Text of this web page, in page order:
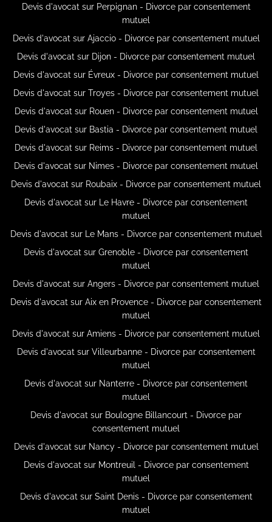
Devis d'avocat sur Perpignan - Divorce par consentement
mutuel
Devis d'avocat sur Ajaccio - Divorce par consentement mutuel
Devis d'avocat sur Dijon - Divorce par consentement mutuel
Devis d'avocat sur Évreux - Divorce par consentement mutuel
Devis d'avocat sur Troyes - Divorce par consentement mutuel
Devis d'avocat sur Rouen - Divorce par consentement mutuel
Devis d'avocat sur Bastia - Divorce par consentement mutuel
Devis d'avocat sur Reims - Divorce par consentement mutuel
Devis d'avocat sur Nimes - Divorce par consentement mutuel
Devis d'avocat sur Roubaix - Divorce par consentement mutuel
Devis d'avocat sur Le Havre - Divorce par consentement
mutuel
Devis d'avocat sur Le Mans - Divorce par consentement mutuel
Devis d'avocat sur Grenoble - Divorce par consentement
mutuel
Devis d'avocat sur Angers - Divorce par consentement mutuel
Devis d'avocat sur Aix en Provence - Divorce par consentement
mutuel
Devis d'avocat sur Amiens - Divorce par consentement mutuel
Devis d'avocat sur Villeurbanne - Divorce par consentement
mutuel
Devis d'avocat sur Nanterre - Divorce par consentement
mutuel
Devis d'avocat sur Boulogne Billancourt - Divorce par
consentement mutuel
Devis d'avocat sur Nancy - Divorce par consentement mutuel
Devis d'avocat sur Montreuil - Divorce par consentement
mutuel
Devis d'avocat sur Saint Denis - Divorce par consentement
mutuel